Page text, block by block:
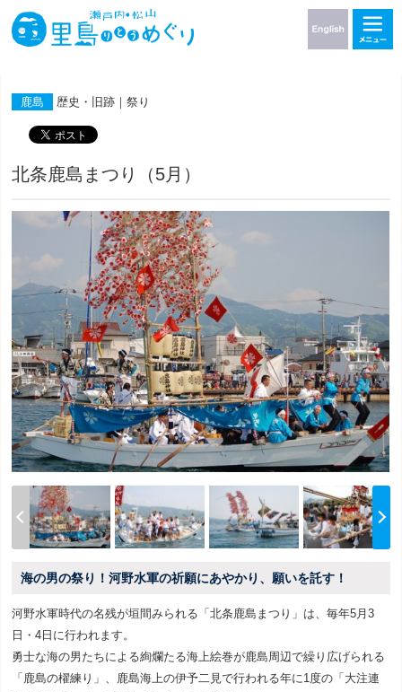
鹿島 歴史・旧跡｜祭り
北条鹿島まつり（5月）
海の男の祭り！河野水軍の祈願にあやかり、願いを託す！
河野水軍時代の名残が垣間みられる「北条鹿島まつり」は、毎年5月3
日・4日に行われます。
勇士な海の男たちによる絢爛たる海上絵巻が鹿島周辺で繰り広げられる
「鹿島の櫂練り」、鹿島海上の伊予二見で行われる年に1度の「大注連